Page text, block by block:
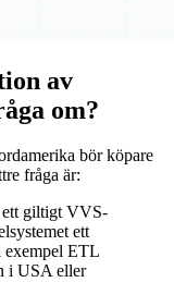
av
om?
bör köpare
fråga är:
ett giltigt VVS-
ett
exempel ETL
i USA eller